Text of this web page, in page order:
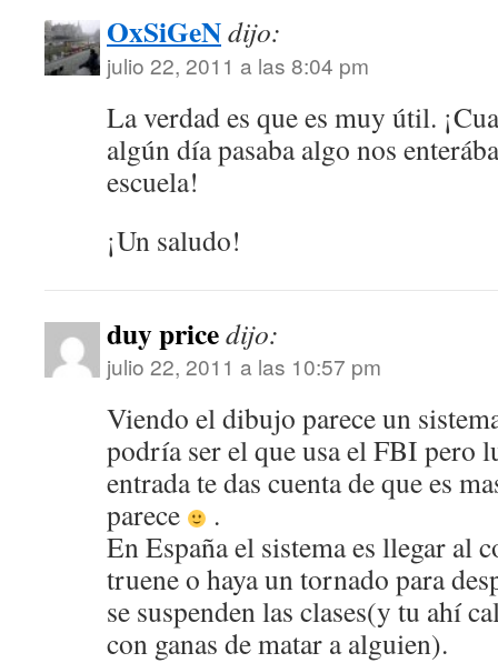
OxSiGeNdijo:
julio 22, 2011 a las 8:04 pm
La verdad es que es muy útil.
algún día pasaba algo nos
escuela!
¡Un saludo!
duy pricedijo:
julio 22, 2011 a las 10:57 pm
Viendo el dibujo parece un
podría ser el que usa el FBI pero
entrada te das cuenta de que es
parece
.
En España el sistema es llegar al
truene o haya un tornado para
se suspenden las clases(y tu ahí
con ganas de matar a alguien).